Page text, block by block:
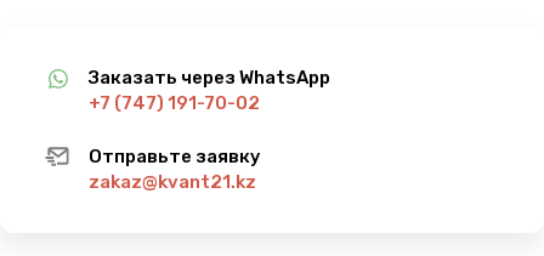
Заказать через WhatsApp
+7 (747) 191-70-02
Отправьте заявку
zakaz@kvant21.kz